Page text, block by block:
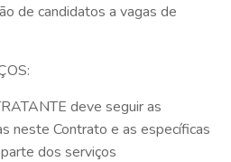
de candidatos a vagas de
deve seguir as
neste Contrato e as específicas
dos serviços